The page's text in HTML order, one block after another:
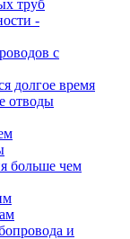
труб
-
с
долгое время
отводы
больше чем
и